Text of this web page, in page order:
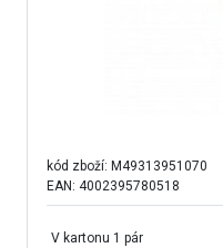
kód zboží: M49313951070
EAN: 4002395780518
V kartonu 1 pár